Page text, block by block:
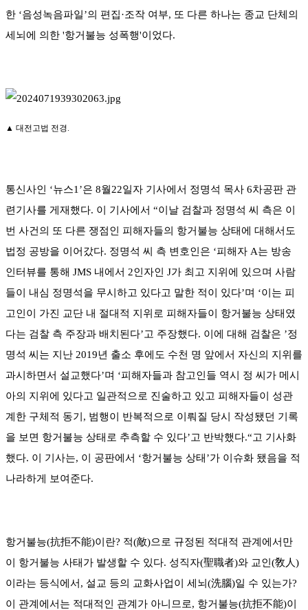
한 ‘음성녹음파일’의 편집·조작 여부, 또 다른 하나는 종교 단체의
세뇌에 의한 '항거불능 성폭행'이었다.
▲ 대전고법 전경.
통신사인 ‘뉴스1’은 8월22일자 기사에서 정명석 목사 6차공판 관
련기사를 게재했다. 이 기사에서 “이날 검찰과 정명석 씨 측은 이
번 사건의 또 다른 쟁점인 피해자들의 항거불능 상태에 대해서도
법정 공방을 이어갔다. 정명석 씨 측 변호인은 ‘피해자 A는 방송
인터뷰를 통해 JMS 내에서 2인자인 J가 최고 지위에 있으며 사람
들이 내심 정명석을 무시하고 있다고 말한 적이 있다’며 ‘이는 피
고인이 가진 교단 내 절대적 지위로 피해자들이 항거불능 상태였
다는 검찰 측 주장과 배치된다’고 주장했다. 이에 대해 검찰은 ’정
명석 씨는 지난 2019년 출소 후에도 수천 명 앞에서 자신의 지위를
과시하면서 설교했다’며 ‘피해자들과 참고인들 역시 정 씨가 메시
아의 지위에 있다고 일관적으로 진술하고 있고 피해자들이 성관
계한 구체적 동기, 범행이 반복적으로 이뤄질 당시 작성됐던 기록
을 보면 항거불능 상태로 추측할 수 있다’고 반박했다.“고 기사화
했다. 이 기사는, 이 공판에서 ‘항거불능 상태’가 이슈화 됐음을 적
나라하게 보여준다.
항거불능(抗拒不能)이란? 적(敵)으로 규정된 적대적 관계에서만
이 항거불능 사태가 발생할 수 있다. 성직자(聖職者)와 교인(敎人)
이라는 등식에서, 설교 등의 교화사업이 세뇌(洗腦)일 수 있는가?
이 관계에서는 적대적인 관계가 아니므로, 항거불능(抗拒不能)이